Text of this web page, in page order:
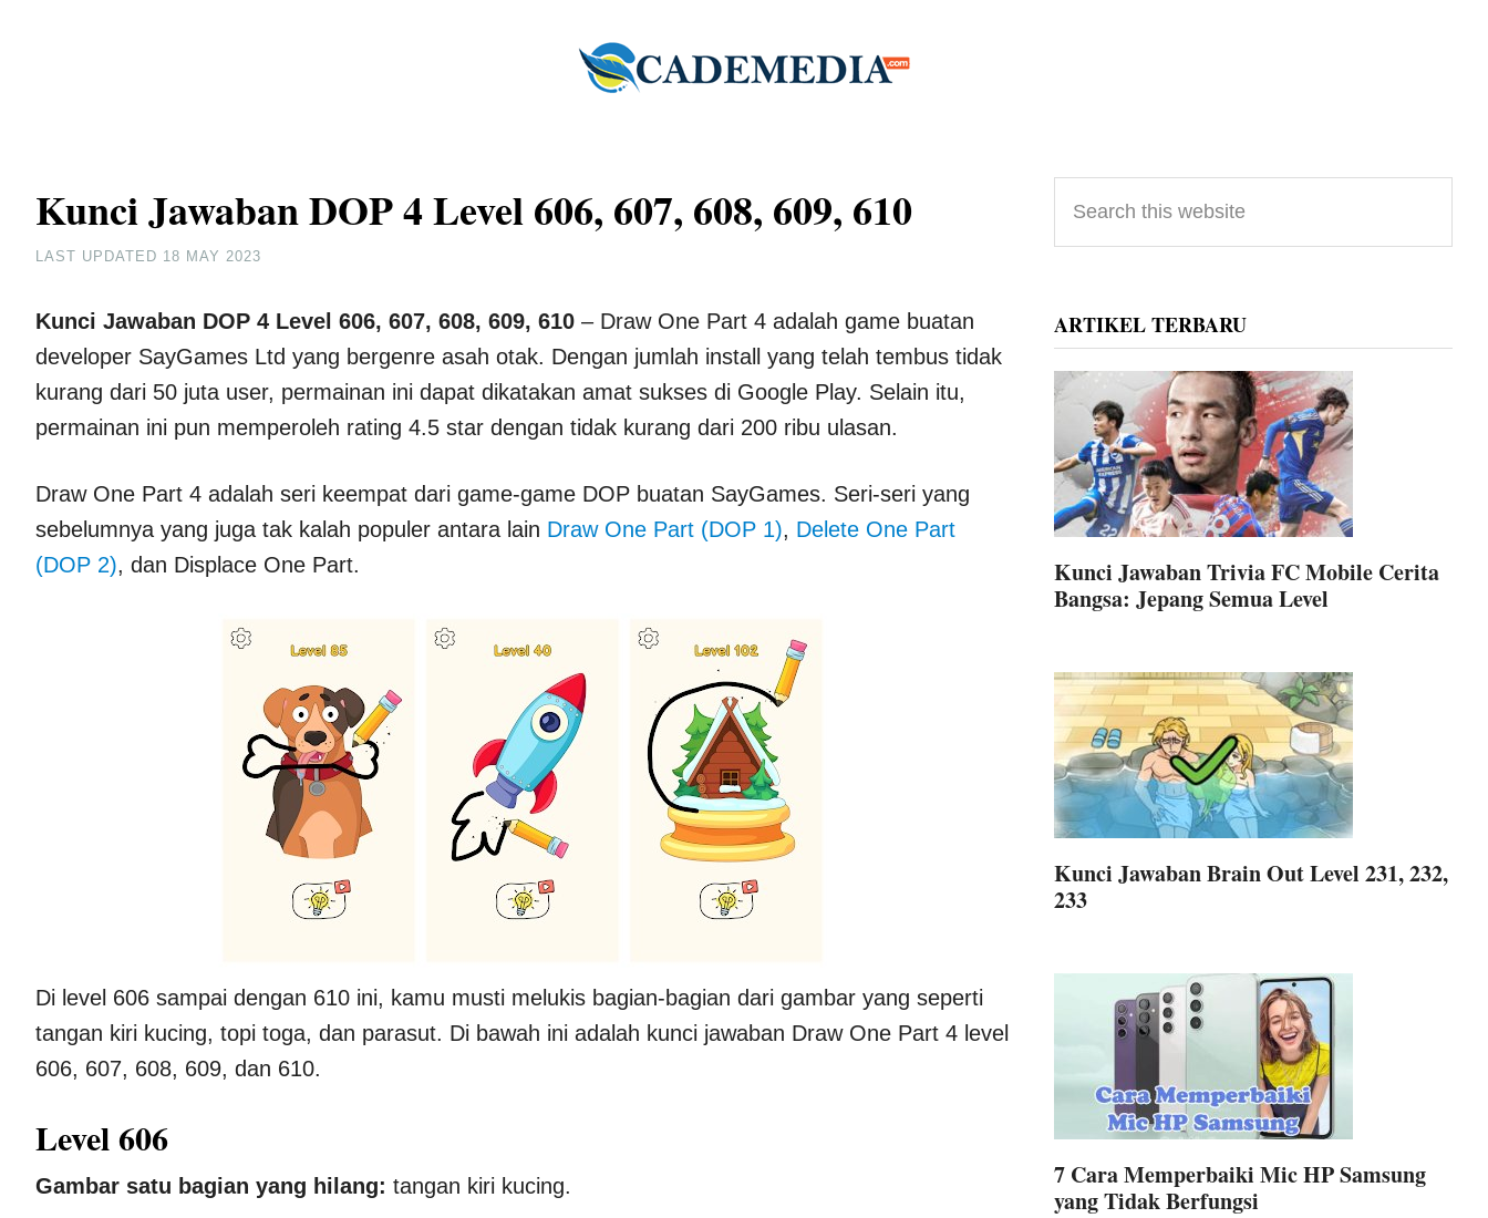
Kunci Jawaban DOP 4 Level 606, 607, 608, 609, 610
LAST UPDATED 18 MAY 2023
Kunci Jawaban DOP 4 Level 606, 607, 608, 609, 610 – Draw One Part 4 adalah game buatan
developer SayGames Ltd yang bergenre asah otak. Dengan jumlah install yang telah tembus tidak
kurang dari 50 juta user, permainan ini dapat dikatakan amat sukses di Google Play. Selain itu,
permainan ini pun memperoleh rating 4.5 star dengan tidak kurang dari 200 ribu ulasan.
Draw One Part 4 adalah seri keempat dari game-game DOP buatan SayGames. Seri-seri yang
sebelumnya yang juga tak kalah populer antara lain Draw One Part (DOP 1), Delete One Part
(DOP 2), dan Displace One Part.
Di level 606 sampai dengan 610 ini, kamu musti melukis bagian-bagian dari gambar yang seperti
tangan kiri kucing, topi toga, dan parasut. Di bawah ini adalah kunci jawaban Draw One Part 4 level
606, 607, 608, 609, dan 610.
Level 606
Gambar satu bagian yang hilang: tangan kiri kucing.
Primary
Sidebar
this
website
ARTIKEL TERBARU
Kunci Jawaban Trivia FC Mobile Cerita
Bangsa: Jepang Semua Level
Kunci Jawaban Brain Out Level 231, 232,
233
7 Cara Memperbaiki Mic HP Samsung
yang Tidak Berfungsi